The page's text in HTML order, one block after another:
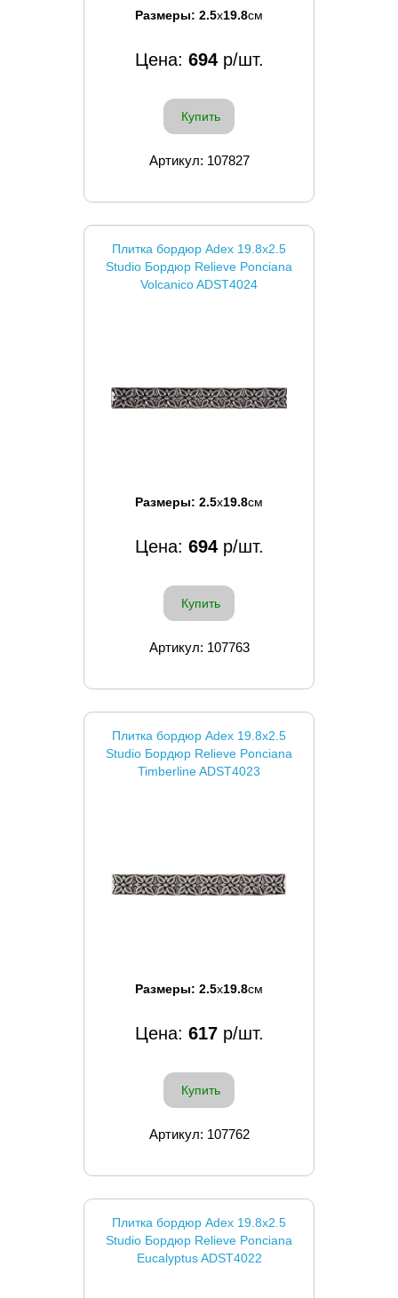
Размеры: 2.5x19.8см
Цена: 694р/шт.
Купить
Артикул: 107827
Плитка бордюр Adex 19.8x2.5
Studio Бордюр Relieve Ponciana
Volcanico ADST4024
Размеры: 2.5x19.8см
Цена: 694р/шт.
Купить
Артикул: 107763
Плитка бордюр Adex 19.8x2.5
Studio Бордюр Relieve Ponciana
Timberline ADST4023
Размеры: 2.5x19.8см
Цена: 617р/шт.
Купить
Артикул: 107762
Плитка бордюр Adex 19.8x2.5
Studio Бордюр Relieve Ponciana
Eucalyptus ADST4022